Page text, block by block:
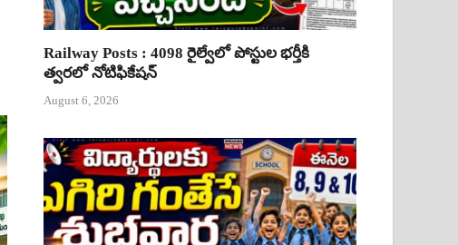
Railway Posts : 4098 రైల్వేలో పోస్టుల భర్తీకి
త్వరలో నోటిఫికేషన్
August 6, 2026